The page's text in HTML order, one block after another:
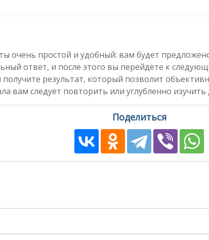
очень простой и удобный: вам будет
ответ, и после этого вы перейдете к
результат, который позволит
вам следует повторить или углубленно изучить
Поделиться